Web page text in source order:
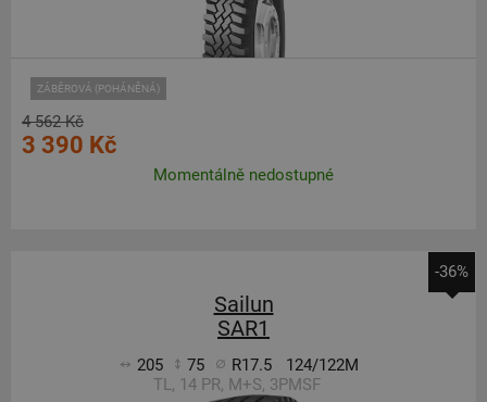
ZÁBĚROVÁ (POHÁNĚNÁ)
4 562 Kč
3 390 Kč
Momentálně nedostupné
-36%
Sailun
SAR1
205 75 R17.5
124/122M
TL, 14 PR, M+S, 3PMSF